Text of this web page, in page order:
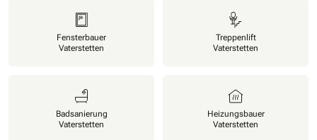
Fensterbauer
Vaterstetten
Treppenlift
Vaterstetten
Badsanierung
Vaterstetten
Heizungsbauer
Vaterstetten